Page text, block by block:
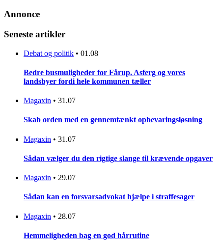
Annonce
Seneste artikler
Debat og politik • 01.08
Bedre busmuligheder for Fårup, Asferg og vores
landsbyer fordi hele kommunen tæller
Magaxin • 31.07
Skab orden med en gennemtænkt opbevaringsløsning
Magaxin • 31.07
Sådan vælger du den rigtige slange til krævende opgaver
Magaxin • 29.07
Sådan kan en forsvarsadvokat hjælpe i straffesager
Magaxin • 28.07
Hemmeligheden bag en god hårrutine